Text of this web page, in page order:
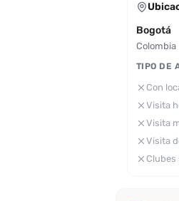
Bogotá
Colombia
TIPO DE
Con
Visita
Visita
Visita
Clubes